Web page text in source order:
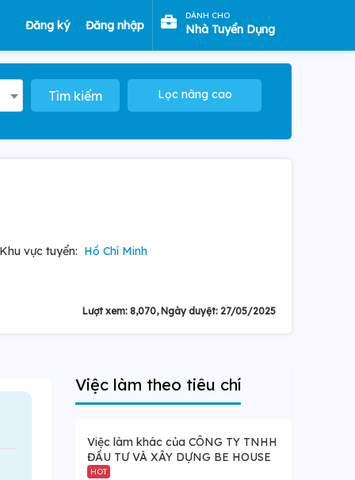
Đăng ký Đăng nhập
DÀNH CHO
Nhà Tuyển Dụng
Tìm kiếm Lọc nâng cao
Khu vực tuyển: Hồ Chí Minh
Lượt xem: 8,070, Ngày duyệt: 27/05/2025
Việc làm theo tiêu chí
Việc làm khác của CÔNG TY TNHH
ĐẦU TƯ VÀ XÂY DỰNG BE HOUSE
HOT